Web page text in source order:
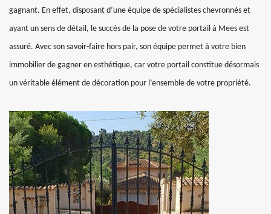
gagnant. En effet, disposant d’une équipe de spécialistes chevronnés et
ayant un sens de détail, le succès de la pose de votre portail à Mees est
assuré. Avec son savoir-faire hors pair, son équipe permet à votre bien
immobilier de gagner en esthétique, car votre portail constitue désormais
un véritable élément de décoration pour l’ensemble de votre propriété.